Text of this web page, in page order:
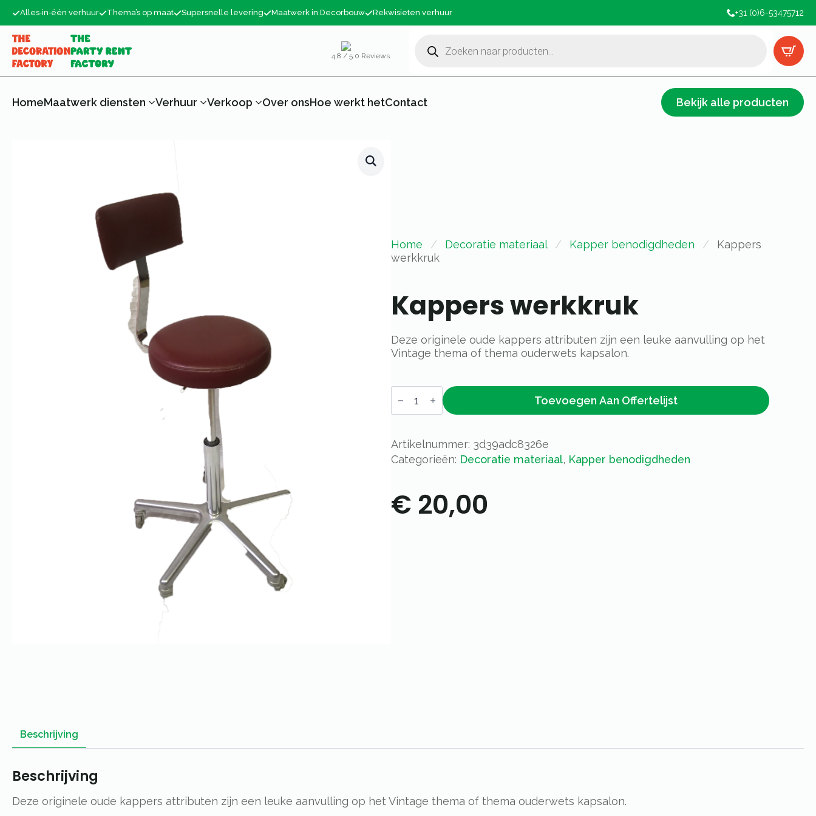
Alles‑in‑één verhuur Thema’s op maat Supersnelle levering Maatwerk in Decorbouw Rekwisieten verhuur +31 (0)6-53475712
4,8 / 5.0 Reviews
zoeken
HomeMaatwerk diensten Verhuur Verkoop Over onsHoe werkt hetContact Bekijk alle producten
Home Decoratie materiaal Kapper benodigdheden
Kappers
werkkruk
Kappers werkkruk
Deze originele oude kappers attributen zijn een leuke aanvulling op het
Vintage thema of thema ouderwets kapsalon.
Kappers
werkkruk
aantal
Toevoegen Aan Offertelijst
Artikelnummer: 3d39adc8326e
Categorieën: Decoratie materiaal, Kapper benodigdheden
€ 20,00
Beschrijving
Beschrijving
Deze originele oude kappers attributen zijn een leuke aanvulling op het Vintage thema of thema ouderwets kapsalon.